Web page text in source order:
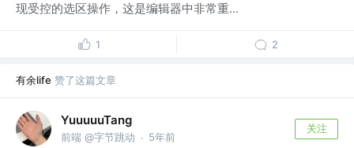
现受控的选区操作，这是编辑器中非常重...
1 2
有余life 赞了这篇文章
YuuuuuTang
前端 @字节跳动 · 5年前
关注